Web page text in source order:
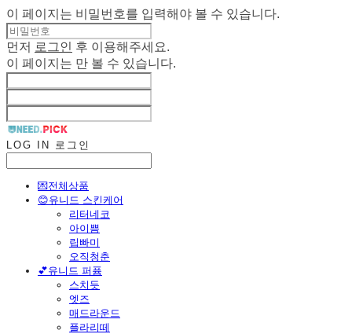
이 페이지는 비밀번호를 입력해야 볼 수 있습니다.
먼저 로그인
후 이용해주세요.
이 페이지는 만 볼 수 있습니다.
LOG IN 로그인
💌전체상품
😊유니드 스킨케어
리터네코
아이쁨
립빠미
오직청춘
💕유니드 퍼퓸
스치듯
엣즈
매드라운드
플라리떼